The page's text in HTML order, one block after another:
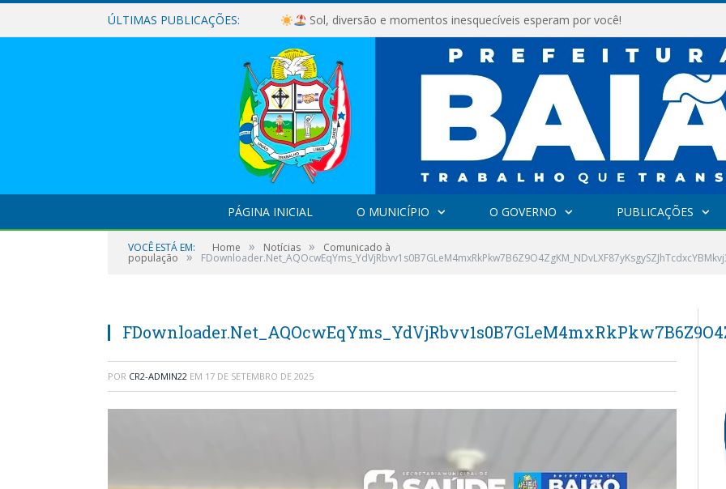
ÚLTIMAS PUBLICAÇÕES: Sol, diversão e momentos inesquecíveis esperam por você!
PÁGINA INICIAL O MUNICÍPIO O GOVERNO PUBLICAÇÕES
VOCÊ ESTÁ EM: Home » Notícias » Comunicado à
população »
POR CR2-ADMIN22 EM 17 DE SETEMBRO DE 2025